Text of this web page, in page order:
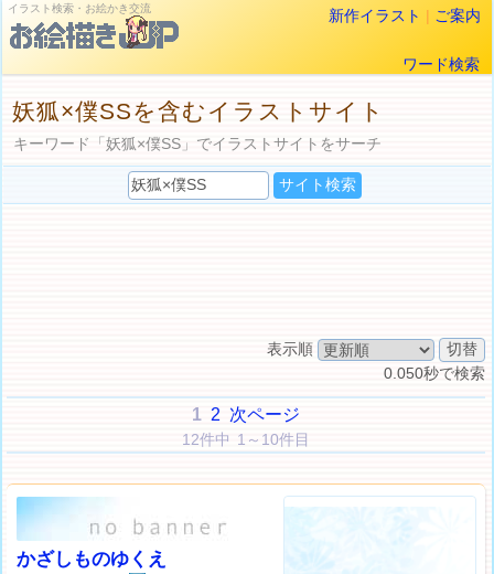
イラスト検索・お絵かき交流 新作イラスト | ご案内
ワード検索
妖狐×僕SSを含むイラストサイト
キーワード「妖狐×僕SS」でイラストサイトをサーチ
表示順
0.050秒で検索
1 2 次ページ
12件中 1～10件目
かざしものゆくえ